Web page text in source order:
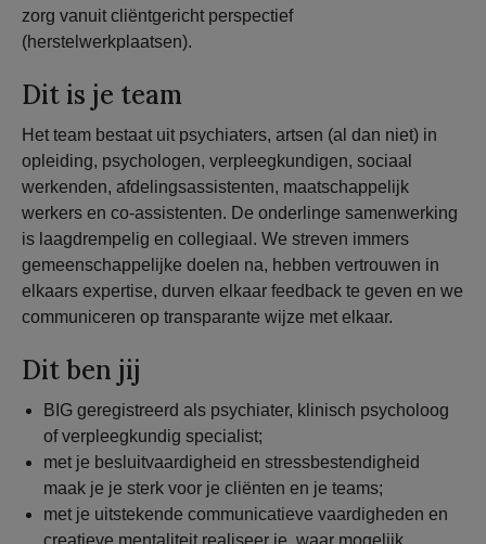
zorg vanuit cliëntgericht perspectief
(herstelwerkplaatsen).
Dit is je team
Het team bestaat uit psychiaters, artsen (al dan niet) in
opleiding, psychologen, verpleegkundigen, sociaal
werkenden, afdelingsassistenten, maatschappelijk
werkers en co-assistenten. De onderlinge samenwerking
is laagdrempelig en collegiaal. We streven immers
gemeenschappelijke doelen na, hebben vertrouwen in
elkaars expertise, durven elkaar feedback te geven en we
communiceren op transparante wijze met elkaar.
Dit ben jij
BIG geregistreerd als psychiater, klinisch psycholoog
of verpleegkundig specialist;
met je besluitvaardigheid en stressbestendigheid
maak je je sterk voor je cliënten en je teams;
met je uitstekende communicatieve vaardigheden en
creatieve mentaliteit realiseer je, waar mogelijk